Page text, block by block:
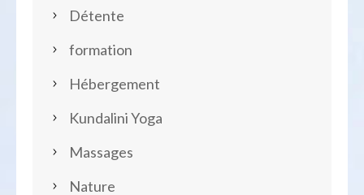
Détente
formation
Hébergement
Kundalini Yoga
Massages
Nature